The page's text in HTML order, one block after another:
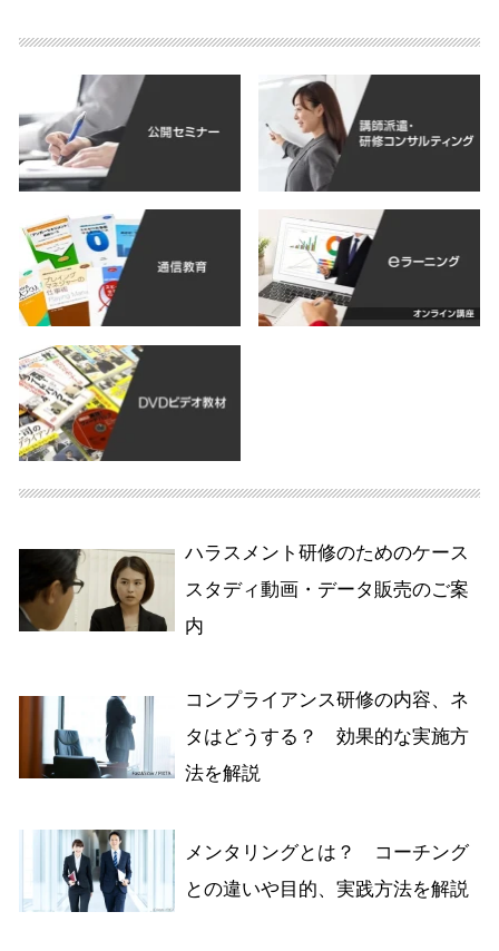
ハラスメント研修のためのケース
スタディ動画・データ販売のご案
内
コンプライアンス研修の内容、ネ
タはどうする？ 効果的な実施方
法を解説
メンタリングとは？ コーチング
との違いや目的、実践方法を解説